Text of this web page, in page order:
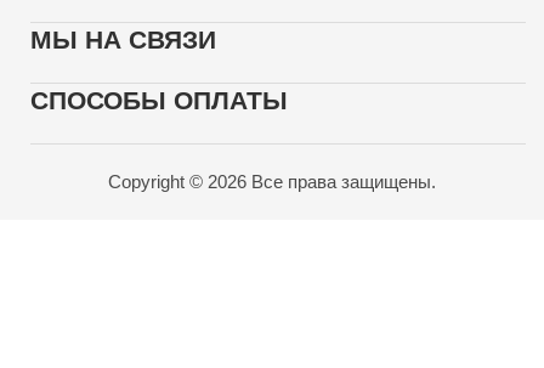
МЫ НА СВЯЗИ
СПОСОБЫ ОПЛАТЫ
Copyright © 2026 Все права защищены.